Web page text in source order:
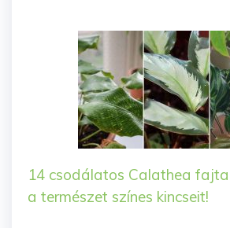
14 csodálatos Calathea
a természet színes kincseit!